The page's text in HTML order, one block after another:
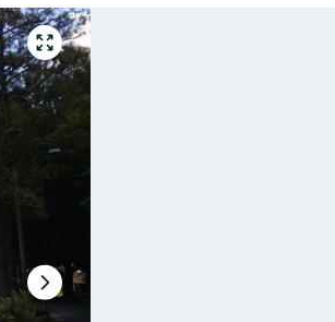
Gå
till
helskärmsläge
Nästa
bildspel